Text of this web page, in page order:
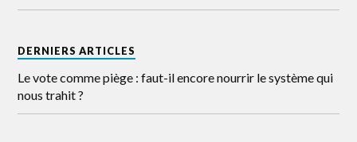
DERNIERS ARTICLES
Le vote comme piège : faut-il encore nourrir le système qui
nous trahit ?